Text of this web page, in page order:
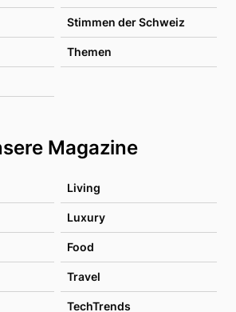
Stimmen der Schweiz
Themen
Magazine
Living
Luxury
Food
Travel
TechTrends